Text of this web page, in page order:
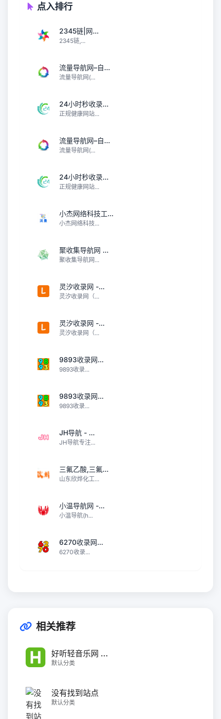
点入排行
2345链|网...
2345链,...
流量导航网–自...
流量导航网(...
24小时秒收录...
正规健康网站...
流量导航网–自...
流量导航网(...
24小时秒收录...
正规健康网站...
小杰网络科技工...
小杰网络科技...
聚收集导航网 ...
聚收集导航网...
灵汐收录网 -...
灵汐收录网（...
灵汐收录网 -...
灵汐收录网（...
9893收录网...
9893收录...
9893收录网...
9893收录...
JH导航 - ...
JH导航专注...
三氟乙酸,三氟...
山东欣烨化工...
小温导航网 -...
小温导航(h...
6270收录网...
6270收录...
相关推荐
好听轻音乐网 ...
默认分类
没有找到站点
默认分类